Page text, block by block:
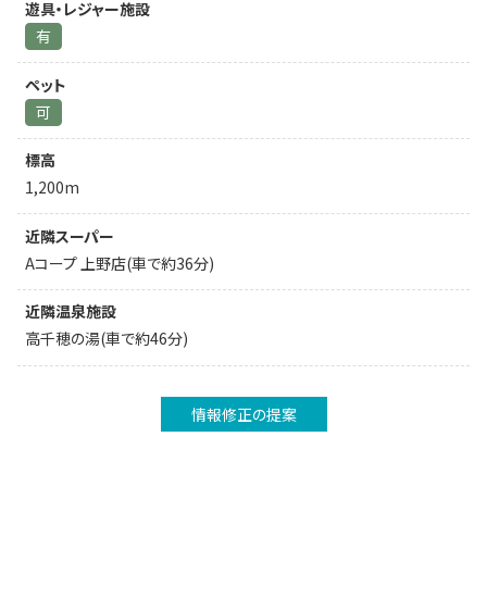
遊具・レジャー施設
有
ペット
可
標高
1,200m
近隣スーパー
Aコープ 上野店(車で約36分)
近隣温泉施設
高千穂の湯(車で約46分)
情報修正の提案